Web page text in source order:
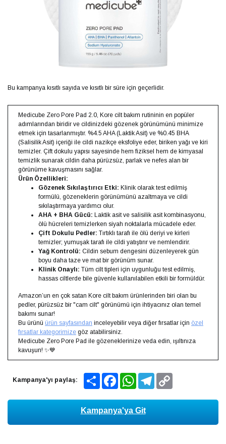
Bu kampanya kısıtlı sayıda ve kısıtlı bir süre için geçerlidir.
Medicube Zero Pore Pad 2.0, Kore cilt bakım rutininin en popüler
adımlarından biridir ve cildinizdeki gözenek görünümünü minimize
etmek için tasarlanmıştır. %4.5 AHA (Laktik Asit) ve %0.45 BHA
(Salisilik Asit) içeriği ile cildi nazikçe eksfoliye eder, biriken yağı ve kiri
temizler. Çift dokulu yapısı sayesinde hem fiziksel hem de kimyasal
temizlik sunarak cildin daha pürüzsüz, parlak ve nefes alan bir
görünüme kavuşmasını sağlar.
Ürün Özellikleri:
Gözenek Sıkılaştırıcı Etki: Klinik olarak test edilmiş
formülü, gözeneklerin görünümünü azaltmaya ve cildi
sıkılaştırmaya yardımcı olur.
AHA + BHA Gücü: Laktik asit ve salisilik asit kombinasyonu,
ölü hücreleri temizlerken siyah noktalarla mücadele eder.
Çift Dokulu Pedler: Tırtıklı tarafı ile ölü deriyi ve kirleri
temizler; yumuşak tarafı ile cildi yatıştırır ve nemlendirir.
Yağ Kontrolü: Cildin sebum dengesini düzenleyerek gün
boyu daha taze ve mat bir görünüm sunar.
Klinik Onaylı: Tüm cilt tipleri için uygunluğu test edilmiş,
hassas ciltlerde bile güvenle kullanılabilen etkili bir formüldür.
Amazon’un en çok satan Kore cilt bakım ürünlerinden biri olan bu
pedler, pürüzsüz bir "cam cilt" görünümü için ihtiyacınız olan temel
bakımı sunar!
Bu ürünü ürün sayfasından inceleyebilir veya diğer fırsatlar için özel
fırsatlar kategorimize göz atabilirsiniz.
Medicube Zero Pore Pad ile gözeneklerinize veda edin, ışıltınıza
kavuşun! ✨💙
Kampanya'yı paylaş: Share FacebookWhatsAppTelegram
Kampanya'ya Git